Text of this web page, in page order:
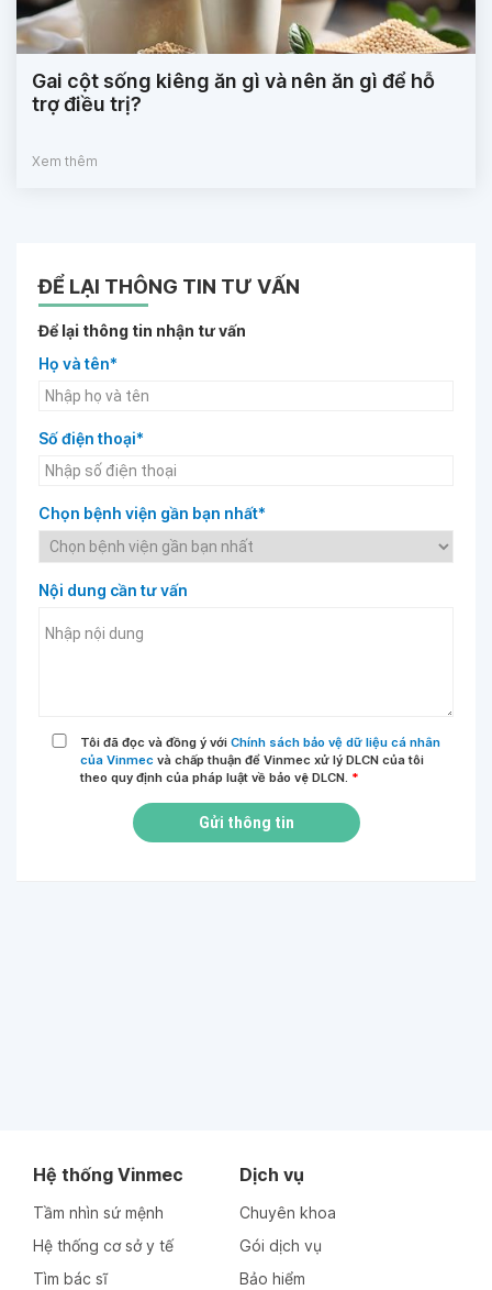
Gai cột sống kiêng ăn gì và nên ăn gì để hỗ
trợ điều trị?
Xem thêm
ĐỂ LẠI THÔNG TIN TƯ VẤN
Để lại thông tin nhận tư vấn
Họ và tên*
Số điện thoại*
Chọn bệnh viện gần bạn nhất*
Nội dung cần tư vấn
Tôi đã đọc và đồng ý với Chính sách bảo vệ dữ liệu cá nhân
của Vinmec và chấp thuận để Vinmec xử lý DLCN của tôi
theo quy định của pháp luật về bảo vệ DLCN. *
Gửi thông tin
Hệ thống Vinmec
Tầm nhìn sứ mệnh
Hệ thống cơ sở y tế
Tìm bác sĩ
Dịch vụ
Chuyên khoa
Gói dịch vụ
Bảo hiểm